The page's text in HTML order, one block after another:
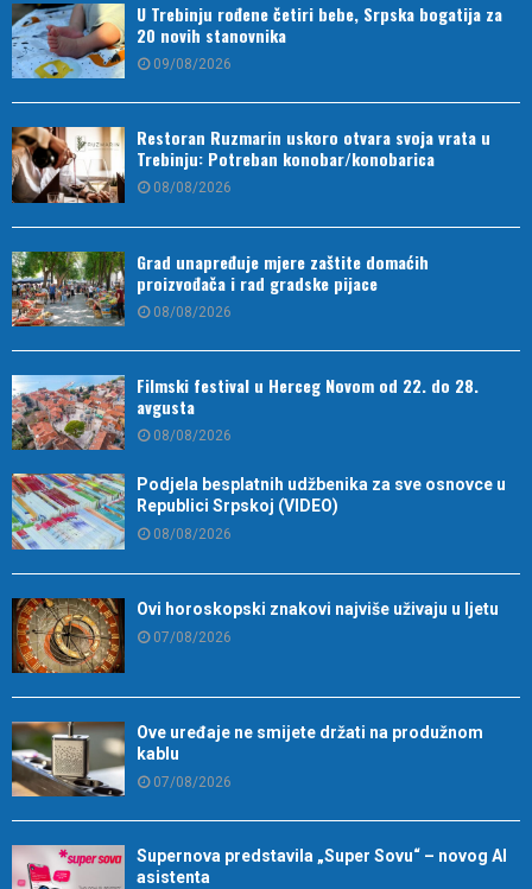
U Trebinju rođene četiri bebe, Srpska bogatija za
20 novih stanovnika
09/08/2026
Restoran Ruzmarin uskoro otvara svoja vrata u
Trebinju: Potreban konobar/konobarica
08/08/2026
Grad unapređuje mjere zaštite domaćih
proizvođača i rad gradske pijace
08/08/2026
Filmski festival u Herceg Novom od 22. do 28.
avgusta
08/08/2026
Podjela besplatnih udžbenika za sve osnovce u
Republici Srpskoj (VIDEO)
08/08/2026
Ovi horoskopski znakovi najviše uživaju u ljetu
07/08/2026
Ove uređaje ne smijete držati na produžnom
kablu
07/08/2026
Supernova predstavila „Super Sovu“ – novog AI
asistenta